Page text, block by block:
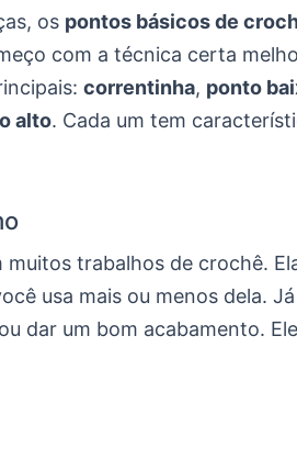
os pontos básicos de
com a técnica certa
correntinha, ponto
alto. Cada um tem
muitos trabalhos de crochê.
usa mais ou menos dela.
dar um bom acabamento.